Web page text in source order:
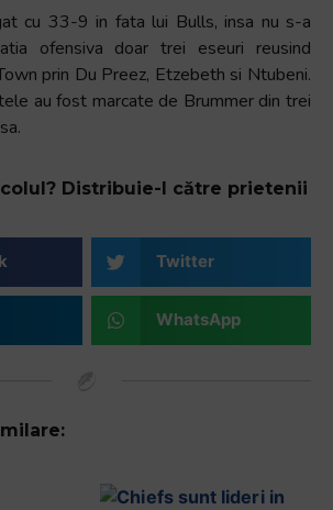
cu 33-9 in fata lui Bulls, insa nu s-a
ofensiva doar trei eseuri reusind
prin Du Preez, Etzebeth si Ntubeni.
au fost marcate de Brummer din trei
Distribuie-l către prietenii
Twitter
WhatsApp